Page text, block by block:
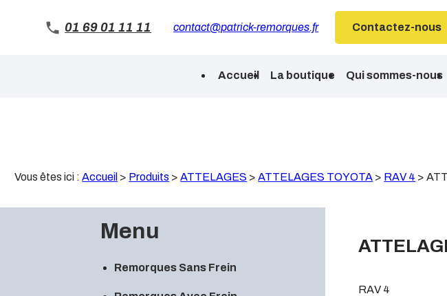
01 69 01 11 11 contact@patrick-remorques.fr Contactez-nous
Accueil La boutique Qui sommes-nous
Vous êtes ici :Accueil > Produits >ATTELAGES >ATTELAGES TOYOTA > RAV 4 >
Menu
Remorques Sans Frein
RAV 4